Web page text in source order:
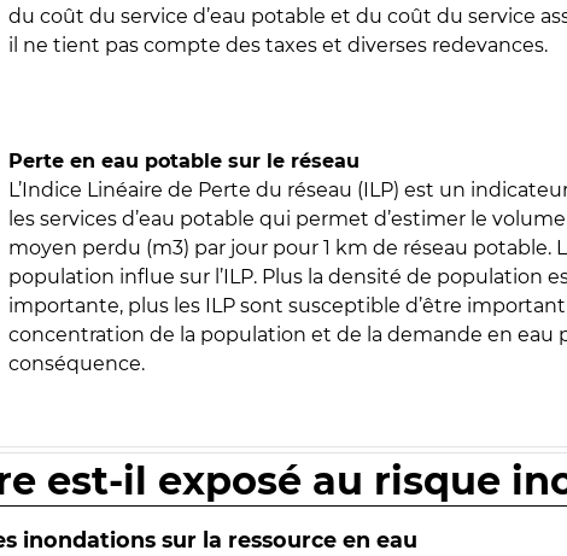
du coût du service d’eau potable et du coût du service
il ne tient pas compte des taxes et diverses redevances.
Perte en eau potable sur le réseau
L’Indice Linéaire de Perte du réseau (ILP) est un
les services d’eau potable qui permet d’estimer le volume
moyen perdu (m3) par jour pour 1 km de réseau potable.
population influe sur l’ILP. Plus la densité de population
importante, plus les ILP sont susceptible d’être
concentration de la population et de la demande en eau
conséquence.
est-il exposé au risque
inondations sur la ressource en eau